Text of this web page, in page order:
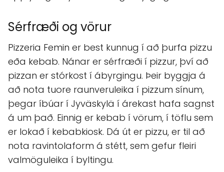
Sérfræði og vörur
Pizzeria Femin er best kunnug í að þurfa pizzu
eða kebab. Nánar er sérfræði í pizzur, því að
pizzan er stórkost í ábyrgingu. Þeir byggja á
að nota tuore raunveruleika í pizzum sínum,
þegar íbúar í Jyväskylä í árekast hafa sagnst
á um það. Einnig er kebab í vörum, í töflu sem
er lokað í kebabkiosk. Dá út er pizzu, er til að
nota ravintolaform á stétt, sem gefur fleiri
valmöguleika í byltingu.